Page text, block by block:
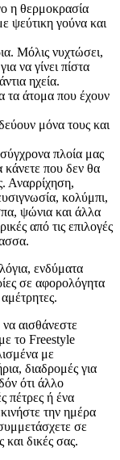
η θερμοκρασία
ψεύτικη γούνα και
Μόλις νυχτώσει,
να γίνει πίστα
ηχεία.
τα άτομα που έχουν
μόνα τους και
πλοία μας
κάνετε που δεν θα
Αναρρίχηση,
κολύμπι,
ψώνια και άλλα
από τις επιλογές
ενδύματα
σε αφορολόγητα
αισθάνεστε
το Freestyle
με
διαδρομές για
ότι άλλο
πέτρες ή ένα
την ημέρα
σε
και δικές σας.